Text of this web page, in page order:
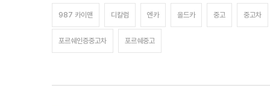
987 카이맨 디칼럼 엔카 올드카 중고 중고차
포르쉐인증중고차 포르쉐중고